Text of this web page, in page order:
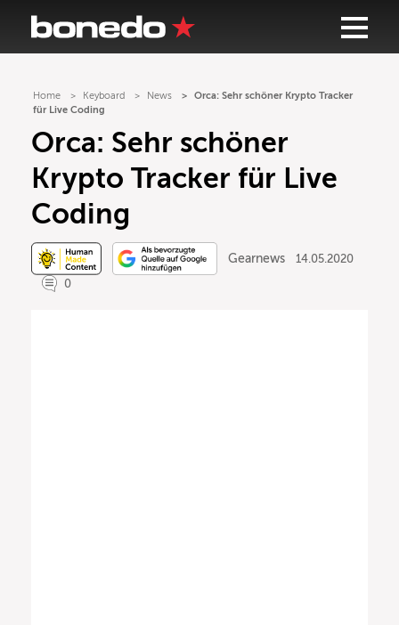
Home Keyboard News
Orca: Sehr schöner Krypto Tracker
für Live Coding
Orca: Sehr schöner
Krypto Tracker für Live
Coding
Gearnews
14.05.2020
0